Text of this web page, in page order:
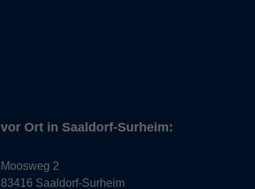
vor Ort in Saaldorf-Surheim:
Moosweg 2
83416 Saaldorf-Surheim